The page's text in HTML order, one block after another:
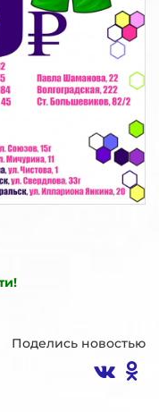
Поделись новостью